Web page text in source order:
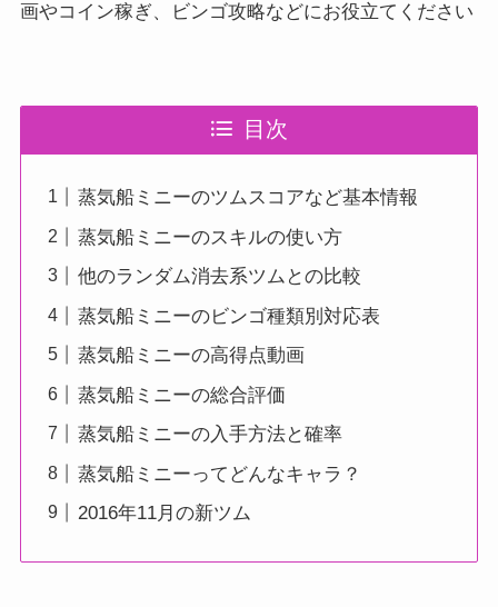
画やコイン稼ぎ、ビンゴ攻略などにお役立てください
目次
蒸気船ミニーのツムスコアなど基本情報
蒸気船ミニーのスキルの使い方
他のランダム消去系ツムとの比較
蒸気船ミニーのビンゴ種類別対応表
蒸気船ミニーの高得点動画
蒸気船ミニーの総合評価
蒸気船ミニーの入手方法と確率
蒸気船ミニーってどんなキャラ？
2016年11月の新ツム